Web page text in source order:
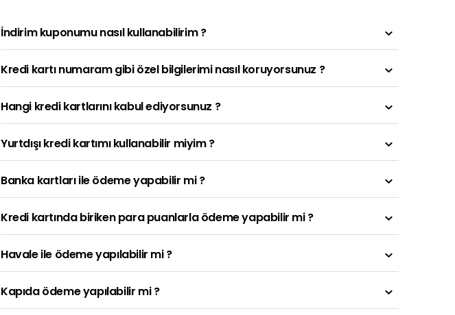
İndirim kuponumu nasıl kullanabilirim ?
Kredi kartı numaram gibi özel bilgilerimi nasıl koruyorsunuz ?
Hangi kredi kartlarını kabul ediyorsunuz ?
Yurtdışı kredi kartımı kullanabilir miyim ?
Banka kartları ile ödeme yapabilir mi ?
Kredi kartında biriken para puanlarla ödeme yapabilir mi ?
Havale ile ödeme yapılabilir mi ?
Kapıda ödeme yapılabilir mi ?